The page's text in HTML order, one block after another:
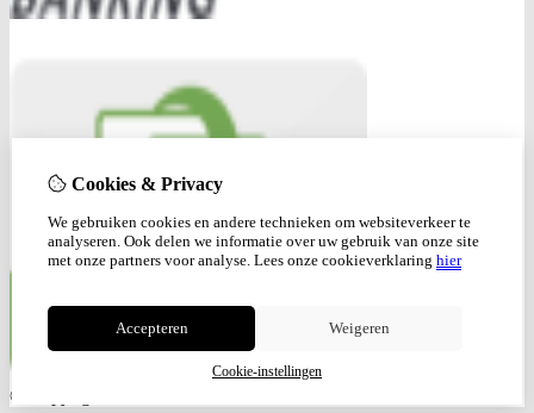
© Copyright 2026
Cookies & Privacy
We gebruiken cookies en andere technieken om websiteverkeer te
analyseren. Ook delen we informatie over uw gebruik van onze site
met onze partners voor analyse. Lees onze cookieverklaring hier
Accepteren Weigeren
Cookie-instellingen